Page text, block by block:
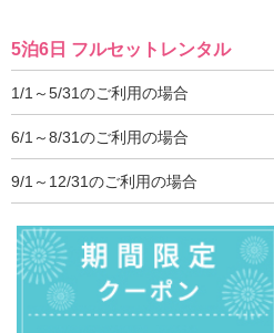
5泊6日 フルセットレンタル
1/1～5/31のご利用の場合
6/1～8/31のご利用の場合
9/1～12/31のご利用の場合